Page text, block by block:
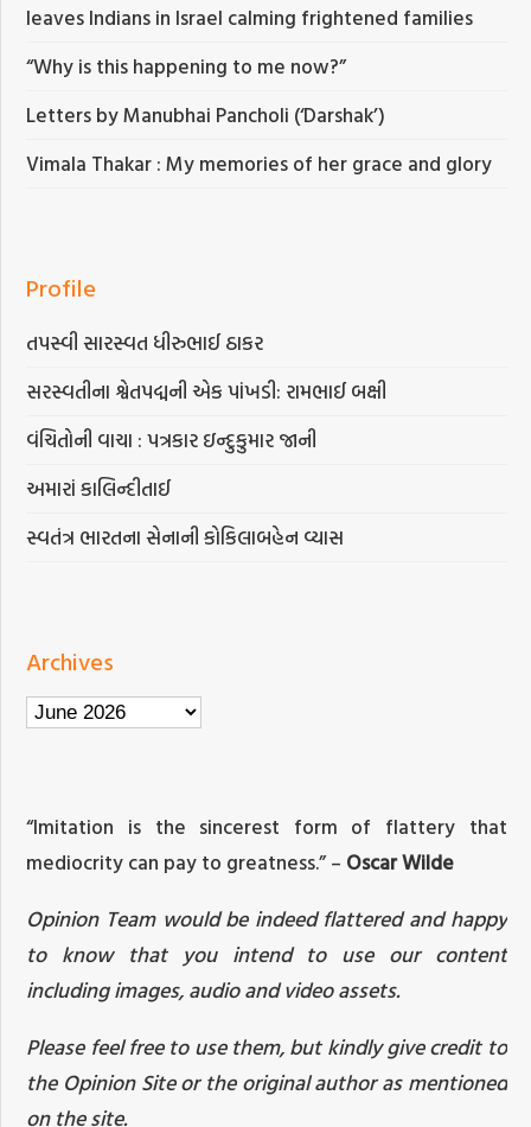
leaves Indians in Israel calming frightened families
“Why is this happening to me now?”
Letters by Manubhai Pancholi (‘Darshak’)
Vimala Thakar : My memories of her grace and glory
Profile
તપસ્વી સારસ્વત ધીરુભાઈ ઠાકર
સરસ્વતીના શ્વેતપદ્મની એક પાંખડી: રામભાઈ બક્ષી
વંચિતોની વાચા : પત્રકાર ઇન્દુકુમાર જાની
અમારાં કાલિન્દીતાઈ
સ્વતંત્ર ભારતના સેનાની કોકિલાબહેન વ્યાસ
Archives
Archives
“Imitation is the sincerest form of flattery that
mediocrity can pay to greatness.” – Oscar Wilde
Opinion Team would be indeed flattered and happy
to know that you intend to use our content
including images, audio and video assets.
Please feel free to use them, but kindly give credit to
the Opinion Site or the original author as mentioned
on the site.